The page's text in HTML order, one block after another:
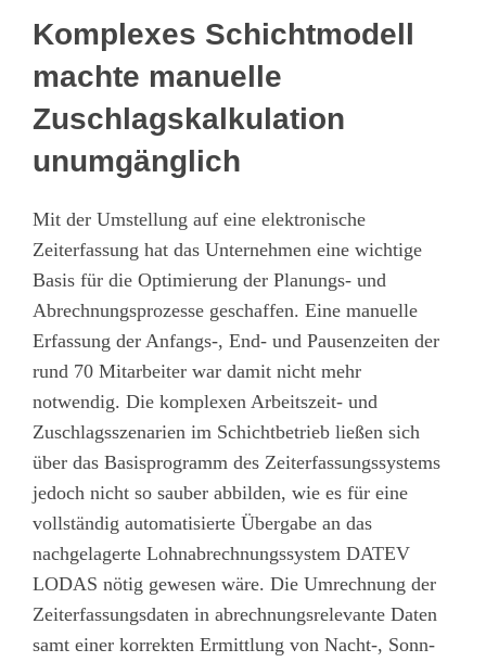
Komplexes Schichtmodell
machte manuelle
Zuschlagskalkulation
unumgänglich
Mit der Umstellung auf eine elektronische
Zeiterfassung hat das Unternehmen eine wichtige
Basis für die Optimierung der Planungs- und
Abrechnungsprozesse geschaffen. Eine manuelle
Erfassung der Anfangs-, End- und Pausenzeiten der
rund 70 Mitarbeiter war damit nicht mehr
notwendig. Die komplexen Arbeitszeit- und
Zuschlagsszenarien im Schichtbetrieb ließen sich
über das Basisprogramm des Zeiterfassungssystems
jedoch nicht so sauber abbilden, wie es für eine
vollständig automatisierte Übergabe an das
nachgelagerte Lohnabrechnungssystem DATEV
LODAS nötig gewesen wäre. Die Umrechnung der
Zeiterfassungsdaten in abrechnungsrelevante Daten
samt einer korrekten Ermittlung von Nacht-, Sonn-